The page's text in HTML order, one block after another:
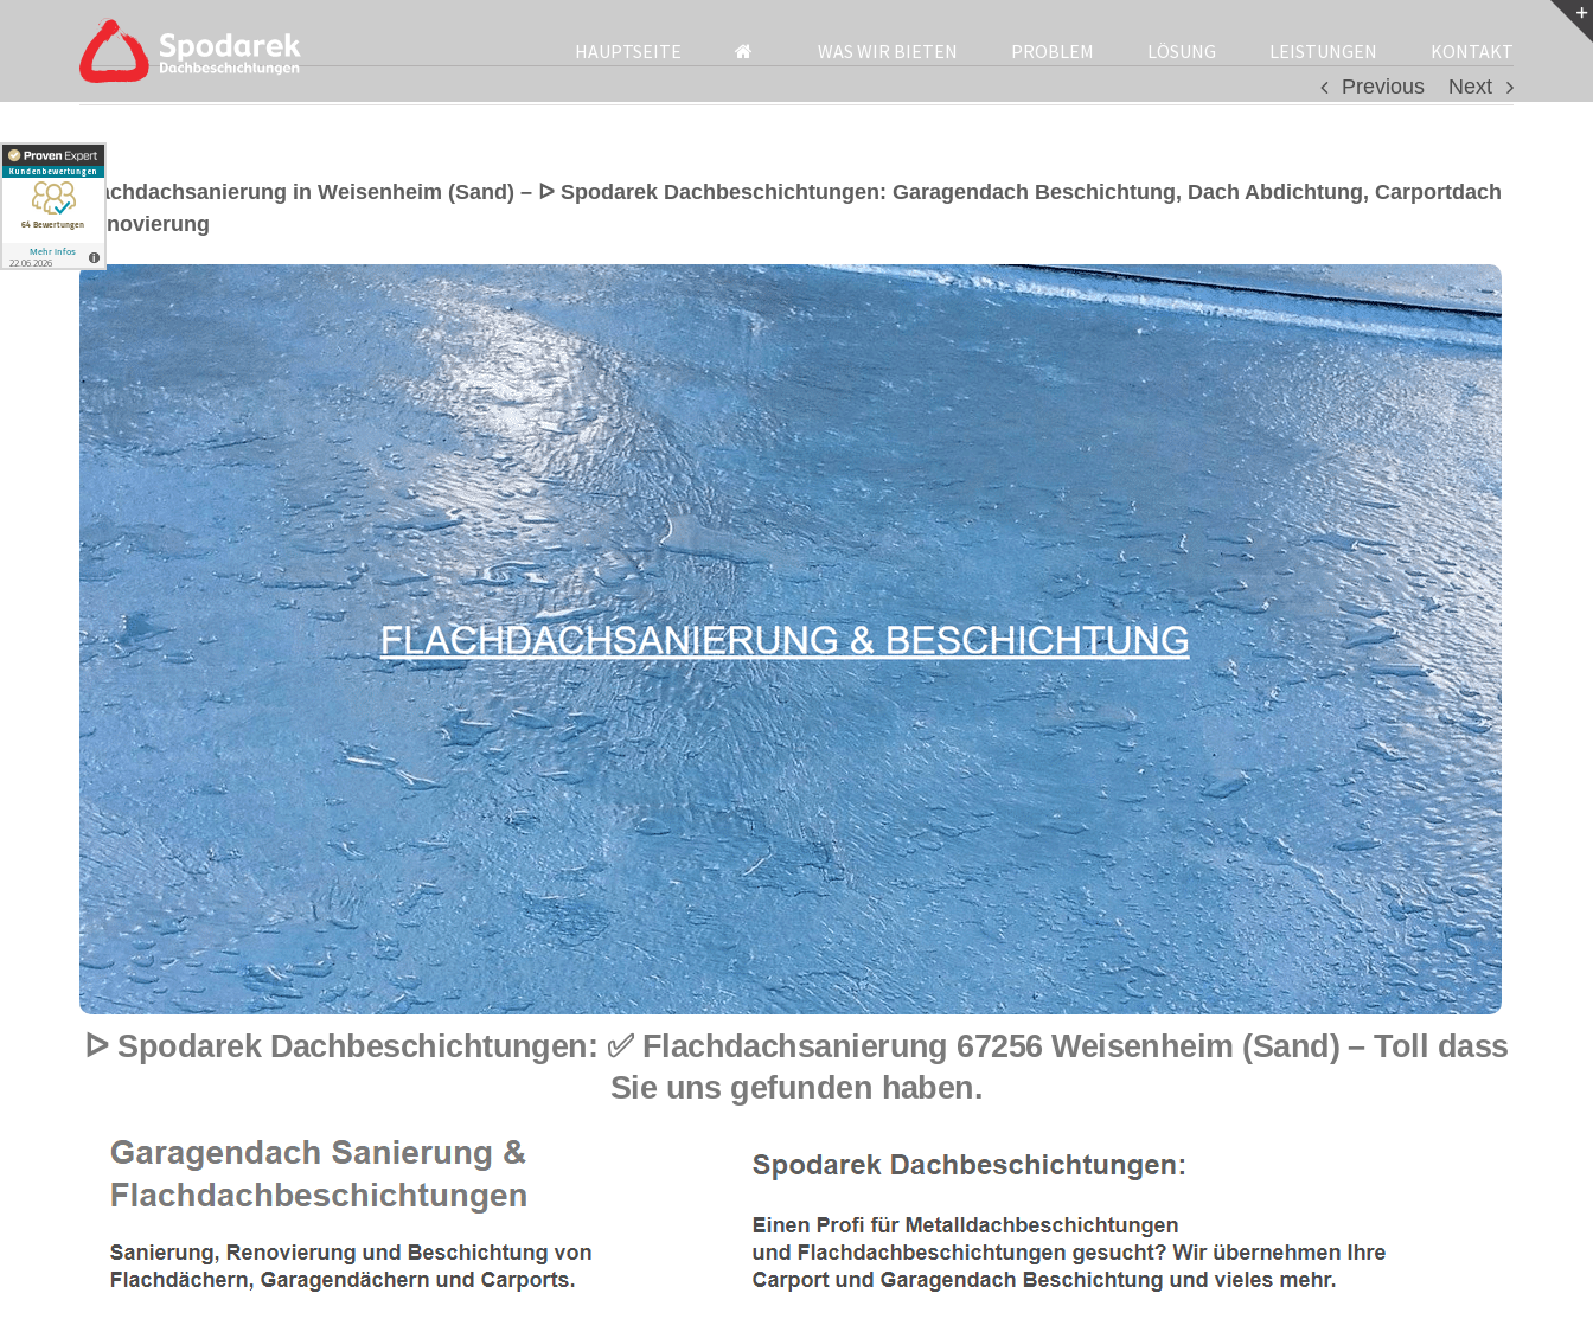
HAUPTSEITE WAS WIR BIETEN PROBLEM LÖSUNG LEISTUNGEN
KONTAKT
Previous
Next
Flachdachsanierung in Weisenheim (Sand) – ᐅ Spodarek Dachbeschichtungen: Garagendach Beschichtung, Dach Abdichtung, Carportdach
Renovierung
ᐅ Spodarek Dachbeschichtungen: ✅ Flachdachsanierung 67256 Weisenheim (Sand) – Toll dass
Sie uns gefunden haben.